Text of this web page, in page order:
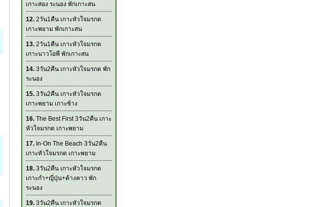
เกาะสอง ระนอง พักเกาะสน
12. 2วัน1คืน เกาะหัวใจมรกต
เกาะพยาม พักเกาะสน
13. 2วัน1คืน เกาะหัวใจมรกต
เกาะนาวโอพี พักเกาะสน
14. 3วัน2คืน เกาะหัวใจมรกต พัก
ระนอง
15. 3วัน2คืน เกาะหัวใจมรกต
เกาะพยาม เกาะช้าง
16. The Best First 3วัน2คืน เกาะ
หัวใจมรกต เกาะพยาม
17. In-On The Beach 3วัน2คืน
เกาะหัวใจมรกต เกาะพยาม
18. 3วัน2คืน เกาะหัวใจมรกต
เกาะกำ+ญี่ปุ่น+ค้างคาว พัก
ระนอง
19. 3วัน2คืน เกาะหัวใจมรกต